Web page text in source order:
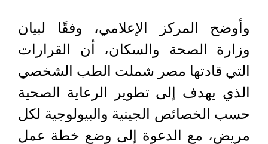
وأوضح المركز الإعلامي، وفقًا لبيان
وزارة الصحة والسكان، أن القرارات
التي قادتها مصر شملت الطب الشخصي
الذي يهدف إلى تطوير الرعاية الصحية
حسب الخصائص الجينية والبيولوجية لكل
مريض، مع الدعوة إلى وضع خطة عمل